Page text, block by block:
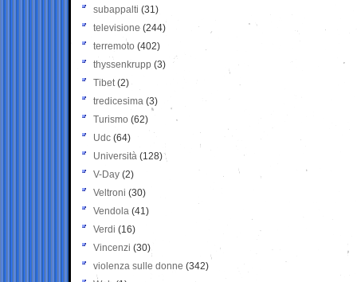
subappalti (31)
televisione(244)
terremoto (402)
thyssenkrupp (3)
Tibet(2)
tredicesima (3)
Turismo (62)
Udc (64)
Università (128)
V-Day (2)
Veltroni (30)
Vendola (41)
Verdi (16)
Vincenzi (30)
violenza sulle donne (342)